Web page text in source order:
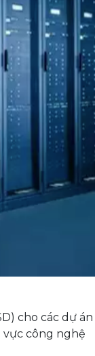
cho các dự án
vực công nghệ